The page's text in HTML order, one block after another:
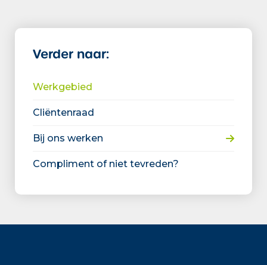
Verder naar:
Werkgebied
Cliëntenraad
Bij ons werken
Compliment of niet tevreden?